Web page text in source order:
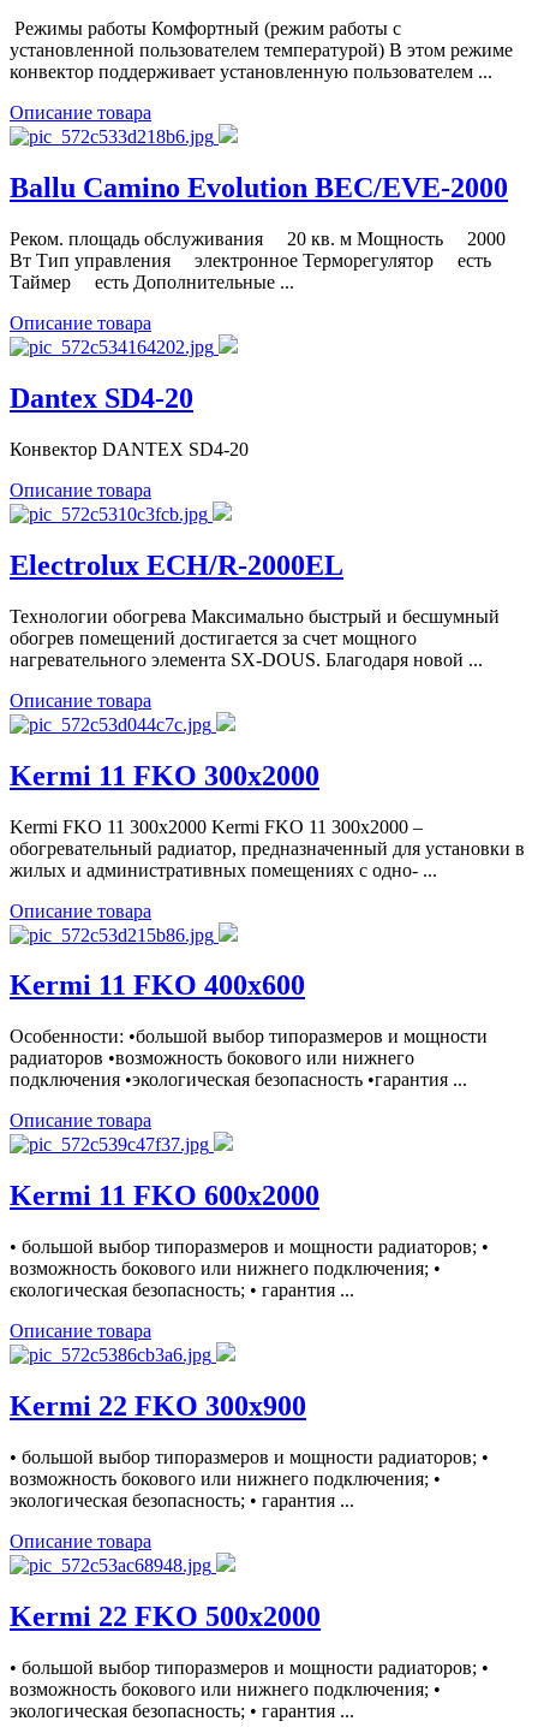
Режимы работы Комфортный (режим работы с
установленной пользователем температурой) В этом режиме
конвектор поддерживает установленную пользователем ...
Описание товара
Ballu Camino Evolution BEC/EVE-2000
Реком. площадь обслуживания 20 кв. м Мощность 2000
Вт Тип управления электронное Терморегулятор есть
Таймер есть Дополнительные ...
Описание товара
Dantex SD4-20
Конвектор DANTEX SD4-20
Описание товара
Electrolux ECH/R-2000EL
Технологии обогрева Максимально быстрый и бесшумный
обогрев помещений достигается за счет мощного
нагревательного элемента SX-DOUS. Благодаря новой ...
Описание товара
Kermi 11 FKO 300x2000
Kermi FKO 11 300x2000 Kermi FKO 11 300x2000 –
обогревательный радиатор, предназначенный для установки в
жилых и административных помещениях с одно- ...
Описание товара
Kermi 11 FKO 400x600
Особенности: •большой выбор типоразмеров и мощности
радиаторов •возможность бокового или нижнего
подключения •экологическая безопасность •гарантия ...
Описание товара
Kermi 11 FKO 600x2000
• большой выбор типоразмеров и мощности радиаторов; •
возможность бокового или нижнего подключения; •
єкологическая безопасность; • гарантия ...
Описание товара
Kermi 22 FKO 300x900
• большой выбор типоразмеров и мощности радиаторов; •
возможность бокового или нижнего подключения; •
экологическая безопасность; • гарантия ...
Описание товара
Kermi 22 FKO 500x2000
• большой выбор типоразмеров и мощности радиаторов; •
возможность бокового или нижнего подключения; •
экологическая безопасность; • гарантия ...